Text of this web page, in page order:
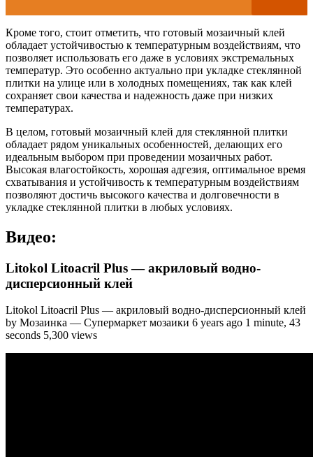
Кроме того, стоит отметить, что готовый мозаичный клей
обладает устойчивостью к температурным воздействиям, что
позволяет использовать его даже в условиях экстремальных
температур. Это особенно актуально при укладке стеклянной
плитки на улице или в холодных помещениях, так как клей
сохраняет свои качества и надежность даже при низких
температурах.
В целом, готовый мозаичный клей для стеклянной плитки
обладает рядом уникальных особенностей, делающих его
идеальным выбором при проведении мозаичных работ.
Высокая влагостойкость, хорошая адгезия, оптимальное время
схватывания и устойчивость к температурным воздействиям
позволяют достичь высокого качества и долговечности в
укладке стеклянной плитки в любых условиях.
Видео:
Litokol Litoacril Plus — акриловый водно-
дисперсионный клей
Litokol Litoacril Plus — акриловый водно-дисперсионный клей
by Мозаинка — Супермаркет мозаики 6 years ago 1 minute, 43
seconds 5,300 views